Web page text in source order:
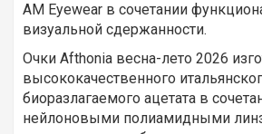
AM Eyewear в сочетании
визуальной сдержанности.
Очки Afthonia весна-лето 2026
высококачественного
биоразлагаемого ацетата в
нейлоновыми полиамидными